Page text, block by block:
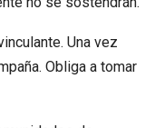
Una vez
Obliga a tomar